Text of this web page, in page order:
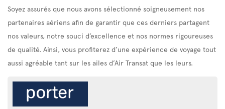
Soyez assurés que nous avons sélectionné soigneusement nos
partenaires aériens afin de garantir que ces derniers partagent
nos valeurs, notre souci d’excellence et nos normes rigoureuses
de qualité. Ainsi, vous profiterez d’une expérience de voyage tout
aussi agréable tant sur les ailes d’Air Transat que les leurs.